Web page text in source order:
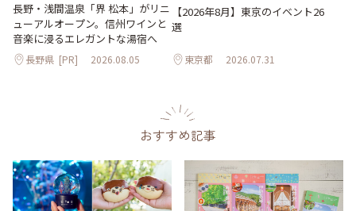
長野・浅間温泉「界 松本」がリニ
ューアルオープン。信州ワインと
音楽に浸るエレガントな湯宿へ
長野県 [PR] 2026.08.05
【2026年8月】東京のイベント26
選
東京都 2026.07.31
おすすめ記事